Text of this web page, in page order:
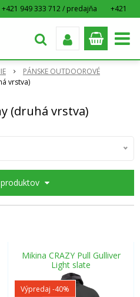
+421 949 333 712 / predajňa
+421
PÁNSKE OUTDOOROVÉ
vrstva)
(druhá vrstva)
Mikina CRAZY Pull Gulliver
Light slate
Výpredaj -40%